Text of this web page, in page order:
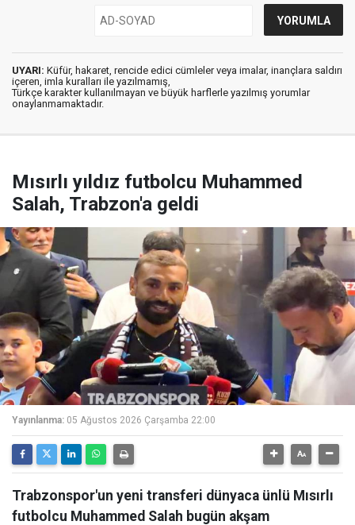
UYARI: Küfür, hakaret, rencide edici cümleler veya imalar, inançlara saldırı
içeren, imla kuralları ile yazılmamış,
Türkçe karakter kullanılmayan ve büyük harflerle yazılmış yorumlar
onaylanmamaktadır.
Mısırlı yıldız futbolcu Muhammed
Salah, Trabzon'a geldi
Yayınlanma: 05 Ağustos 2026 Çarşamba 22:00
Trabzonspor'un yeni transferi dünyaca ünlü Mısırlı
futbolcu Muhammed Salah bugün akşam